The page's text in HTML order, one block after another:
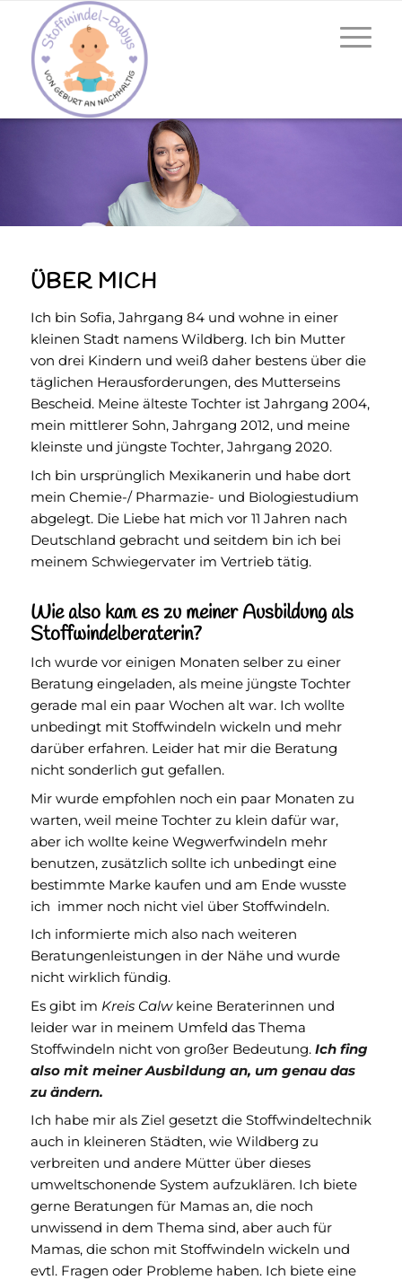
ÜBER MICH
Ich bin Sofia, Jahrgang 84 und wohne in einer
kleinen Stadt namens Wildberg. Ich bin Mutter
von drei Kindern und weiß daher bestens über die
täglichen Herausforderungen, des Mutterseins
Bescheid. Meine älteste Tochter ist Jahrgang 2004,
mein mittlerer Sohn, Jahrgang 2012, und meine
kleinste und jüngste Tochter, Jahrgang 2020.
Ich bin ursprünglich Mexikanerin und habe dort
mein Chemie-/ Pharmazie- und Biologiestudium
abgelegt. Die Liebe hat mich vor 11 Jahren nach
Deutschland gebracht und seitdem bin ich bei
meinem Schwiegervater im Vertrieb tätig.
Wie also kam es zu meiner Ausbildung als
Stoffwindelberaterin?
Ich wurde vor einigen Monaten selber zu einer
Beratung eingeladen, als meine jüngste Tochter
gerade mal ein paar Wochen alt war. Ich wollte
unbedingt mit Stoffwindeln wickeln und mehr
darüber erfahren. Leider hat mir die Beratung
nicht sonderlich gut gefallen.
Mir wurde empfohlen noch ein paar Monaten zu
warten, weil meine Tochter zu klein dafür war,
aber ich wollte keine Wegwerfwindeln mehr
benutzen, zusätzlich sollte ich unbedingt eine
bestimmte Marke kaufen und am Ende wusste
ich immer noch nicht viel über Stoffwindeln.
Ich informierte mich also nach weiteren
Beratungenleistungen in der Nähe und wurde
nicht wirklich fündig.
Es gibt im Kreis Calwkeine Beraterinnen und
leider war in meinem Umfeld das Thema
Stoffwindeln nicht von großer Bedeutung. Ich fing
also mit meiner Ausbildung an, um genau das
zu ändern.
Ich habe mir als Ziel gesetzt die Stoffwindeltechnik
auch in kleineren Städten, wie Wildberg zu
verbreiten und andere Mütter über dieses
umweltschonende System aufzuklären. Ich biete
gerne Beratungen für Mamas an, die noch
unwissend in dem Thema sind, aber auch für
Mamas, die schon mit Stoffwindeln wickeln und
evtl. Fragen oder Probleme haben. Ich biete eine